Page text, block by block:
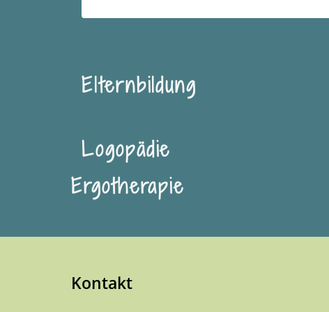
Elternbildung
Logopädie
Ergotherapie
Kontakt